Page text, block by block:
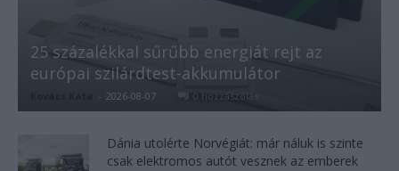
25 százalékkal sűrűbb energiát rejt az
európai szilárdtest-akkumulátor
- 2026-08-07 0 hozzászólás
Dánia utolérte Norvégiát: már náluk is szinte
csak elektromos autót vesznek az emberek